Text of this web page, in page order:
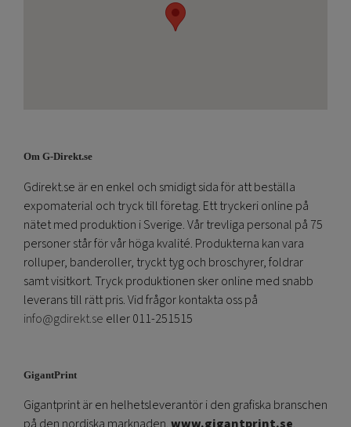
Om G-Direkt.se
Gdirekt.se är en enkel och smidigt sida för att beställa
expomaterial och tryck till företag. Ett tryckeri online på
nätet med produktion i Sverige. Vår trevliga personal på 75
personer står för vår höga kvalité. Produkterna kan vara
rolluper, banderoller, tryckt tyg och broschyrer, foldrar
samt visitkort. Tryck produktionen sker online med snabb
leverans till rätt pris. Vid frågor kontakta oss på
info@gdirekt.se eller 011-251515
GigantPrint
Gigantprint är en helhetsleverantör i den grafiska branschen